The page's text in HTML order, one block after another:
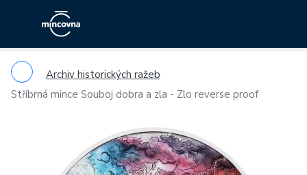
Archiv historických ražeb
Stříbrná mince Souboj dobra a zla - Zlo reverse proof